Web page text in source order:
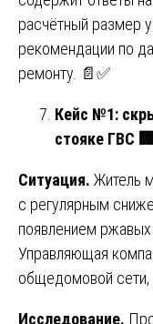
расчётный размер
рекомендации по
ремонту. 📄✅
Кейс №1:
стояке ГВС
Ситуация. Житель
с регулярным
появлением ржавых
Управляющая
общедомовой сети,
Исследование.